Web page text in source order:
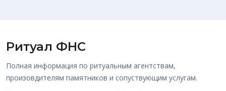
Ритуал ФНС
Полная информация по ритуальным агентствам,
произовдителям памятников и сопуствующим услугам.